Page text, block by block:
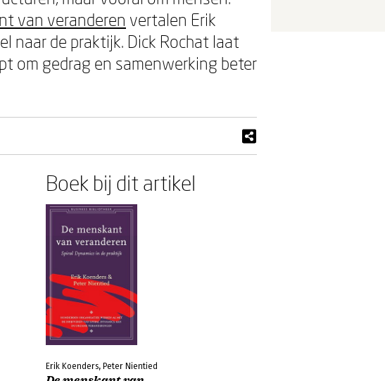
van veranderen vertalen Erik
naar de praktijk. Dick Rochat laat
om gedrag en samenwerking beter
Boek bij dit artikel
Erik Koenders, Peter Nientied